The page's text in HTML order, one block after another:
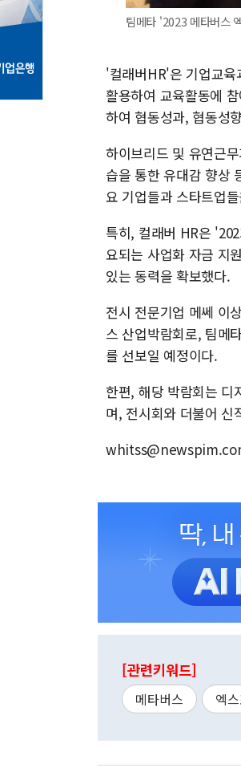
팀메타 '2023 메타버스
'컬래버HR'은 기업교육
활용하여 교육활동에
하여 협동성과, 협동성
하이브리드 및 유연근
습을 통한 유대감 향상
요 기업들과 스타트업
특히, 컬래버 HR은
요되는 사업화 자금 지
있는 동력을 확보했다.
전시 전문기업 메쎄 이
스 산업박람회로, 팀메
를 선보일 예정이다.
한편, 해당 박람회는 디
며, 전시회와 더불어
[관련키워드]
메타버스 엑